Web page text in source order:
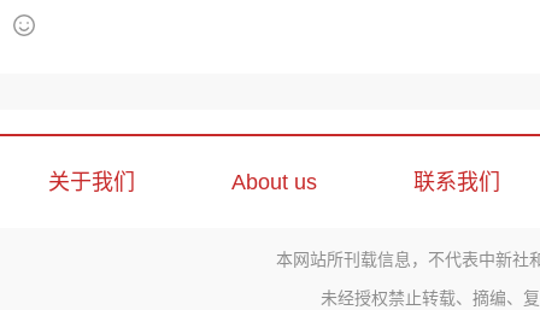
关于我们 About us 联系我们
本网站所刊载信息，不代表中新社
未经授权禁止转载、摘编、